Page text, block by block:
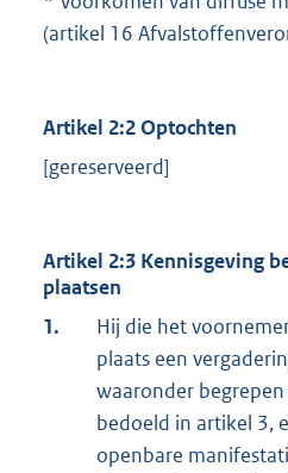
(artikel 16
Artikel 2:2 Optochten
[gereserveerd]
Artikel 2:3 Kennisgeving
plaatsen
1.
Hij die het
plaats een
waaronder
bedoeld in artikel 3,
openbare